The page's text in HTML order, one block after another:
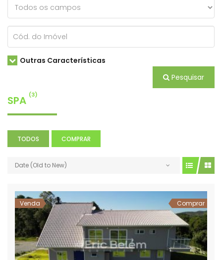
Outras Características
Pesquisar
SPA (3)
TODOS COMPRAR
Date (Old to New)
Venda Comprar